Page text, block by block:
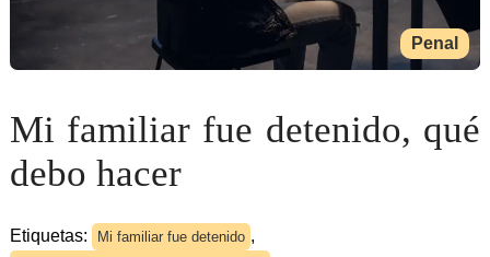
Penal
Mi familiar fue detenido, qué
debo hacer
Etiquetas: Mi familiar fue detenido ,